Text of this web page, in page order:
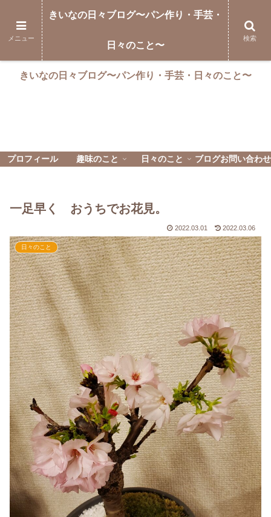
きいなの日々ブログ〜パン作り・手芸・日々のこと〜
プロフィール 趣味のこと 日々のこと ブログお問い合わせ
一足早く おうちでお花見。
2022.03.01 2022.03.06
日々のこと
メニュー
きいなの日々ブログ〜パン作り・手芸・
日々のこと〜
検索